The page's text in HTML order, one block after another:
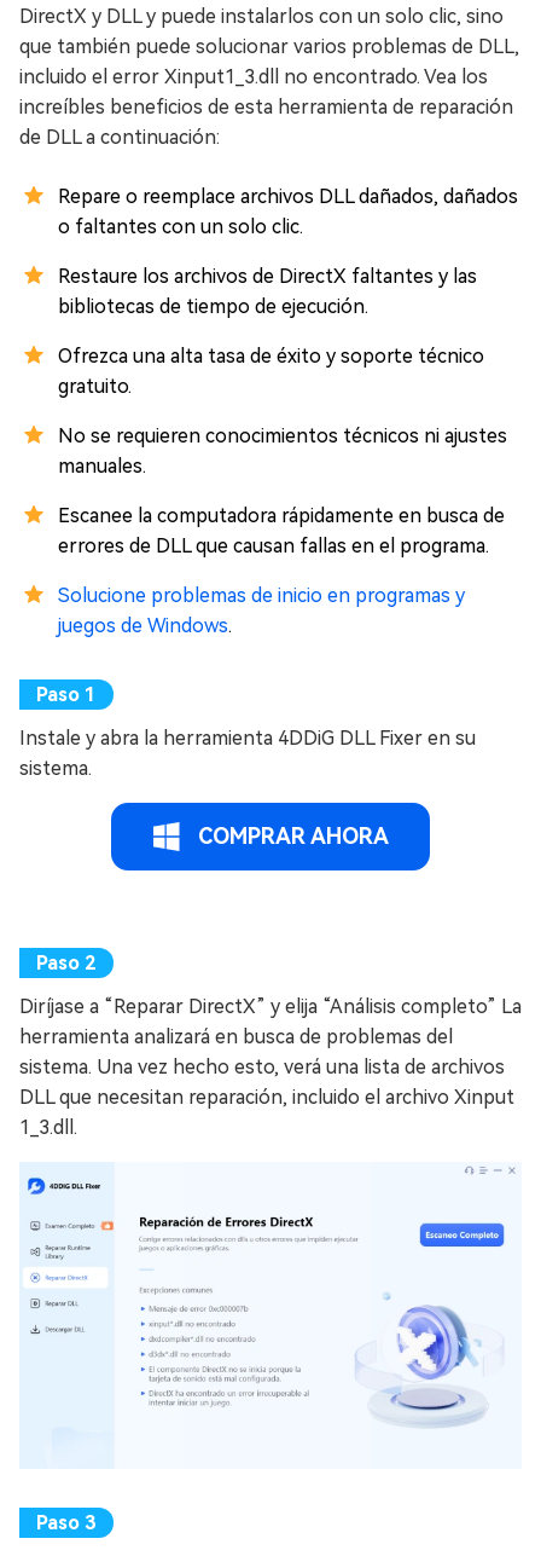
DirectX y DLL y puede instalarlos con un solo clic, sino
que también puede solucionar varios problemas de DLL,
incluido el error Xinput1_3.dll no encontrado. Vea los
increíbles beneficios de esta herramienta de reparación
de DLL a continuación:
Repare o reemplace archivos DLL dañados, dañados
o faltantes con un solo clic.
Restaure los archivos de DirectX faltantes y las
bibliotecas de tiempo de ejecución.
Ofrezca una alta tasa de éxito y soporte técnico
gratuito.
No se requieren conocimientos técnicos ni ajustes
manuales.
Escanee la computadora rápidamente en busca de
errores de DLL que causan fallas en el programa.
Solucione problemas de inicio en programas y
juegos de Windows.
Instale y abra la herramienta 4DDiG DLL Fixer en su
sistema.
COMPRAR AHORA
Diríjase a “Reparar DirectX” y elija “Análisis completo” La
herramienta analizará en busca de problemas del
sistema. Una vez hecho esto, verá una lista de archivos
DLL que necesitan reparación, incluido el archivo Xinput
1_3.dll.